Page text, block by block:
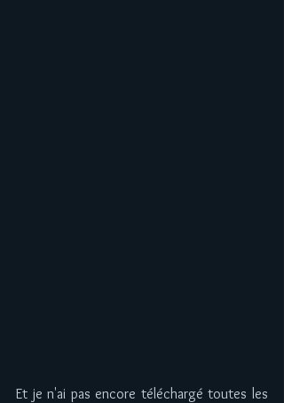
​​Et je n'ai pas encore téléchargé toutes les